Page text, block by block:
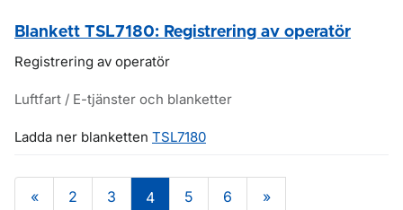
Blankett TSL7180: Registrering av operatör
Registrering av operatör
Luftfart / E-tjänster och blanketter
Ladda ner blanketten TSL7180
« 2 3 4 5 6 »